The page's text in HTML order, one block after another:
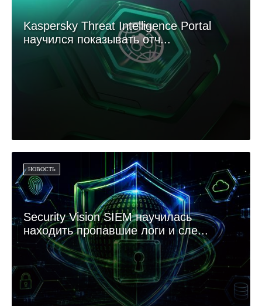
Kaspersky Threat Intelligence Portal
научился показывать отч...
НОВОСТЬ
Security Vision SIEM научилась
находить пропавшие логи и сле...